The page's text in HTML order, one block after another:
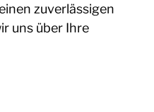
zuverlässigen
uns über Ihre